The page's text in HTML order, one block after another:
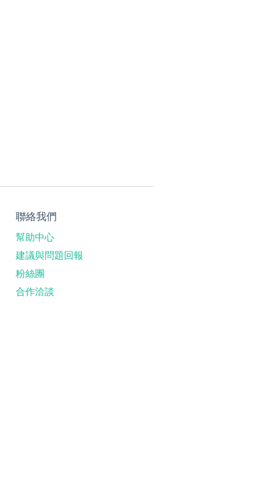
聯絡我們
幫助中心
建議與問題回報
粉絲團
合作洽談